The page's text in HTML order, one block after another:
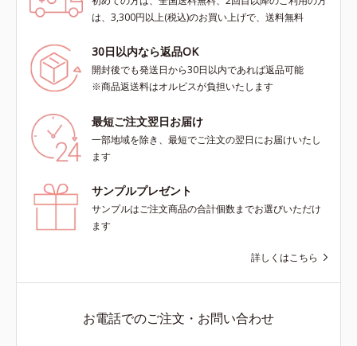
は、3,300円以上(税込)のお買い上げで、送料無料
30日以内なら返品OK
開封後でも発送日から30日以内であれば返品可能
※商品返送料はオルビスが負担いたします
最短ご注文翌日お届け
一部地域を除き、最短でご注文の翌日にお届けいたし
ます
サンプルプレゼント
サンプルはご注文商品の合計個数までお選びいただけ
ます
詳しくはこちら
お電話でのご注文・お問い合わせ